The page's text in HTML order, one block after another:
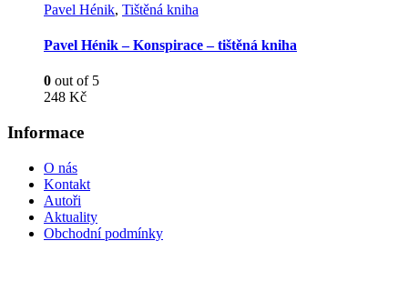
Pavel Hénik, Tištěná kniha
Pavel Hénik – Konspirace – tištěná kniha
0 out of 5
248 Kč
Informace
O nás
Kontakt
Autoři
Aktuality
Obchodní podmínky